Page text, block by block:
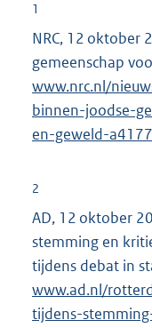
1
NRC, 12 oktober
gemeenschap
www.nrc.nl/
binnen-joodse-
en-geweld-
2
AD, 12 oktober
stemming en
tijdens debat in
www.ad.nl/
tijdens-